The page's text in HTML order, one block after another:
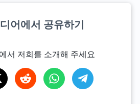
어에서 공유하기
서 저희를 소개해 주세요